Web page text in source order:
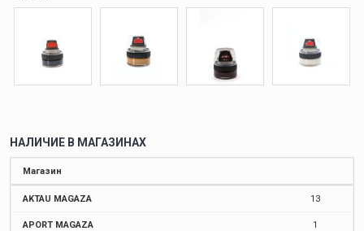
НАЛИЧИЕ В МАГАЗИНАХ
Магазин
AKTAU MAGAZA 13
APORT MAGAZA 1